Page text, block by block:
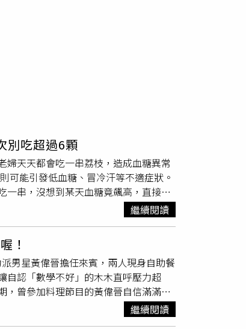
別吃超過6顆
婦天天都會吃一串荔枝，造成血糖異常
可能引發低血糖、冒冷汗等不適症狀。
一串，沒想到某天血糖竟飆高，直接昏
讓血液中的葡萄糖含量大量下降，血糖
充糖水或果汁救急，無法改善則應盡速
議一次吃5至6顆為限，一天吃1至2次
糖症狀。高敏敏提到，首先是「不要
下降，如血糖控制不佳者，容易會有低
高血脂、控制醣份的人，更要注意份
新生、抑制葡萄糖代謝路徑、造成血糖
和保護細胞的維生素C、舒緩緊張焦慮
繼續閱讀
！
男星黃偉晉擔任來賓，兩人現身自助餐
自認「數學不好」的木木直呼壓力超
，曾參加料理節目的黃偉晉自信滿滿接
工作人員吐槽：「你不是做料理節目的
晉展現超強氣勢，當場抓包客人企圖以
繼續閱讀